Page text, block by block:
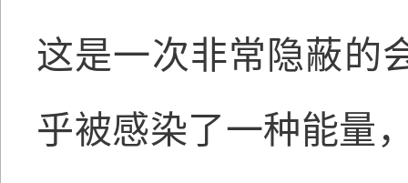
这是一次非常隐蔽的
乎被感染了一种能量